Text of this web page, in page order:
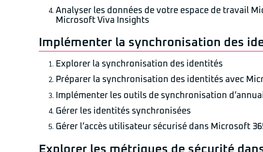
Analyser les données de votre espace de travail
Microsoft Viva Insights
Implémenter la synchronisation des
Explorer la synchronisation des identités
Préparer la synchronisation des identités avec
Implémenter les outils de synchronisation
Gérer les identités synchronisées
Gérer l’accès utilisateur sécurisé dans Microsoft
Explorer les métriques de sécurité